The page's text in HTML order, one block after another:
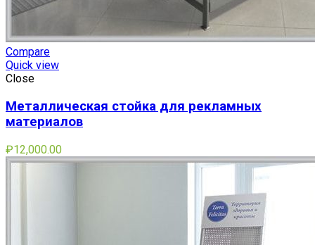
Compare
Quick view
Close
Металлическая стойка для рекламных
материалов
₽12,000.00